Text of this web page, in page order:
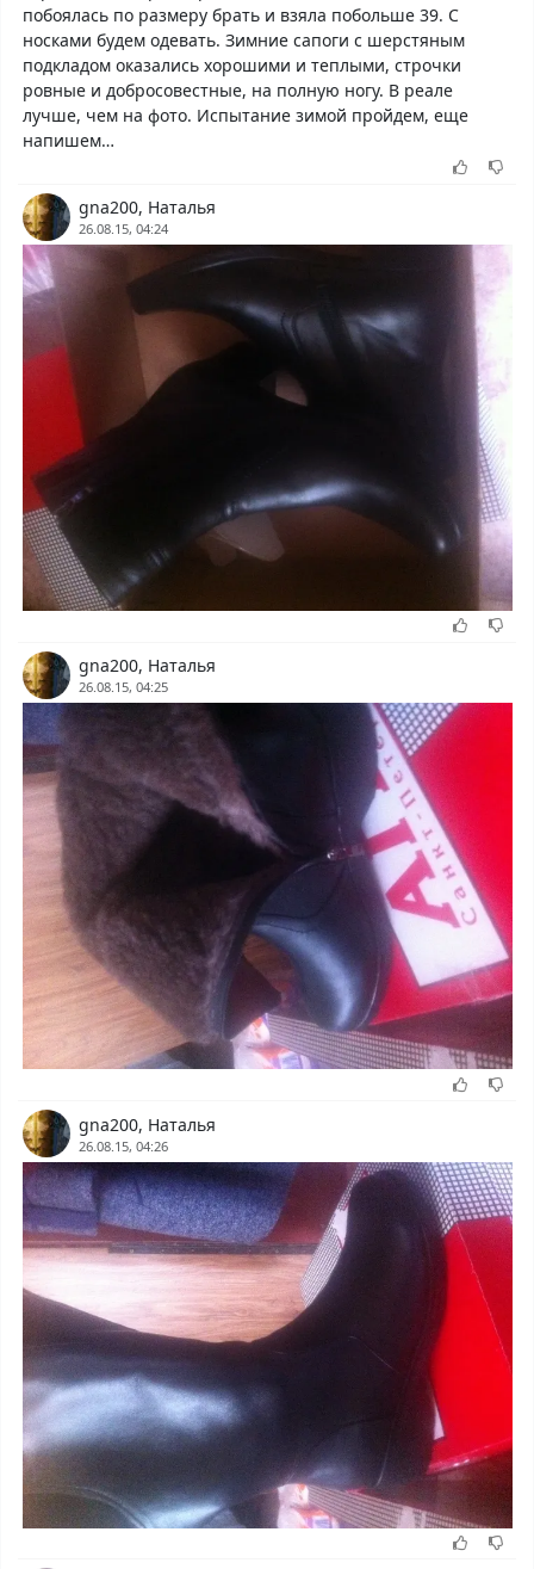
побоялась по размеру брать и взяла побольше 39. С
носками будем одевать. Зимние сапоги с шерстяным
подкладом оказались хорошими и теплыми, строчки
ровные и добросовестные, на полную ногу. В реале
лучше, чем на фото. Испытание зимой пройдем, еще
напишем…
gna200, Наталья
26.08.15, 04:24
gna200, Наталья
26.08.15, 04:25
gna200, Наталья
26.08.15, 04:26